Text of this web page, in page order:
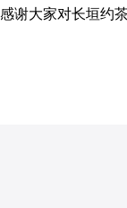
感谢大家对长垣约